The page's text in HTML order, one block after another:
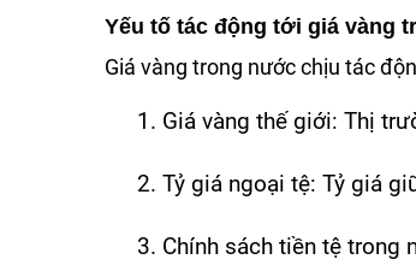
Yếu tố tác động tới giá vàng
Giá vàng trong nước chịu tác
Giá vàng thế giới: Thị
Tỷ giá ngoại tệ: Tỷ giá
Chính sách tiền tệ trong